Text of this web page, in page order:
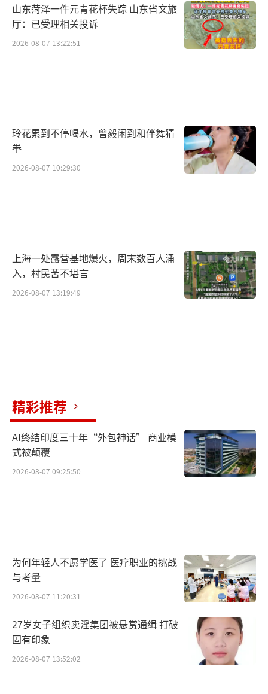
山东菏泽一件元青花杯失踪 山东省文旅
厅：已受理相关投诉
2026-08-07 13:22:51
玲花累到不停喝水，曾毅闲到和伴舞猜
拳
2026-08-07 10:29:30
上海一处露营基地爆火，周末数百人涌
入，村民苦不堪言
2026-08-07 13:19:49
精彩推荐
AI终结印度三十年“外包神话” 商业模
式被颠覆
2026-08-07 09:25:50
为何年轻人不愿学医了 医疗职业的挑战
与考量
2026-08-07 11:20:31
27岁女子组织卖淫集团被悬赏通缉 打破
固有印象
2026-08-07 13:52:02